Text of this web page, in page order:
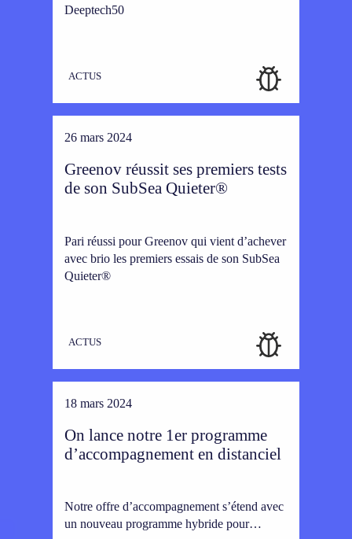
Deeptech50
ACTUS
26 mars 2024
Greenov réussit ses premiers tests
de son SubSea Quieter®
Pari réussi pour Greenov qui vient d’achever
avec brio les premiers essais de son SubSea
Quieter®
ACTUS
18 mars 2024
On lance notre 1er programme
d’accompagnement en distanciel
Notre offre d’accompagnement s’étend avec
un nouveau programme hybride pour…